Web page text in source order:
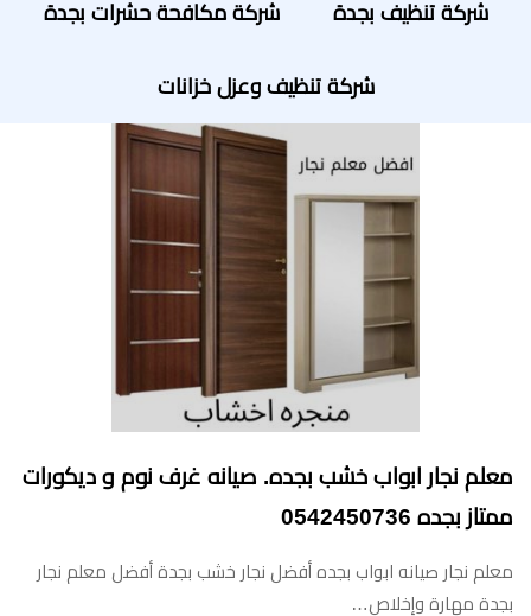
شركة تنظيف بجدة شركة مكافحة حشرات بجدة
شركة تنظيف وعزل خزانات
معلم نجار ابواب خشب بجده. صيانه غرف نوم و ديكورات
ممتاز بجده 0542450736
معلم نجار صيانه ابواب بجده أفضل نجار خشب بجدة أفضل معلم نجار
بجدة مهارة وإخلاص…